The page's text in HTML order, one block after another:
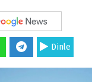
Dinle